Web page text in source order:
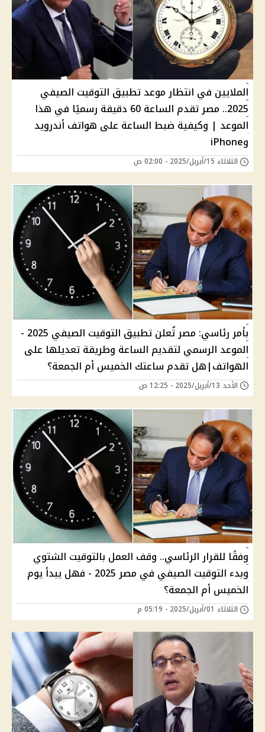
الملايين في انتظار موعد تطبيق التوقيت الصيفي
2025.. مصر تقدم الساعة 60 دقيقة رسميًا في هذا
الموعد | وكيفية ضبط الساعة على هواتف أندرويد
وiPhone
الثلاثاء 15/أبريل/2025 - 02:00 ص
بأمر رئاسي: مصر تُعلن تطبيق التوقيت الصيفي 2025 -
الموعد الرسمي لتقديم الساعة وطريقة تعديلها على
الهواتف|هل تقدم ساعتك الخميس أم الجمعة؟
الأحد 13/أبريل/2025 - 12:25 ص
وفقًا للقرار الرئاسي.. وقف العمل بالتوقيت الشتوي
وبدء التوقيت الصيفي في مصر 2025 - فهل يبدأ يوم
الخميس أم الجمعة؟
الثلاثاء 01/أبريل/2025 - 05:19 م